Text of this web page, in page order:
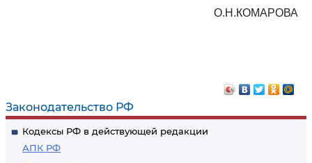
Законодательство РФ
Кодексы РФ в действующей редакции
АПК РФ
О.Н.КОМАРОВА